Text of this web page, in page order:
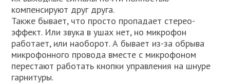
компенсируют друг друга.
Также бывает, что просто пропадает стерео-
эффект. Или звука в ушах нет, но микрофон
работает, или наоборот. А бывает из-за обрыва
микрофонного провода вместе с микрофоном
перестают работать кнопки управления на шнуре
гарнитуры.